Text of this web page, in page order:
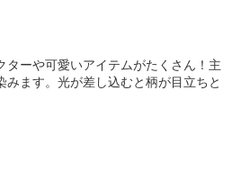
ターや可愛いアイテムがたくさん！主
みます。光が差し込むと柄が目立ちと